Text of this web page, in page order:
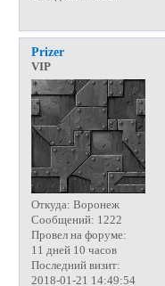
Prizer
VIP
Откуда: Воронеж
Сообщений: 1222
Провел на форуме:
11 дней 10 часов
Последний визит:
2018-01-21 14:49:54